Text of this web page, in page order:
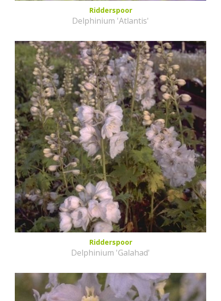
Ridderspoor
Delphinium 'Atlantis'
Ridderspoor
Delphinium 'Galahad'